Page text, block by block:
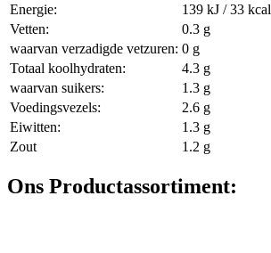
Energie:
139 kJ / 33 kcal
Vetten:
0.3 g
waarvan verzadigde vetzuren: 0 g
Totaal koolhydraten:
4.3 g
waarvan suikers:
1.3 g
Voedingsvezels:
2.6 g
Eiwitten:
1.3 g
Zout
1.2 g
Ons Productassortiment: